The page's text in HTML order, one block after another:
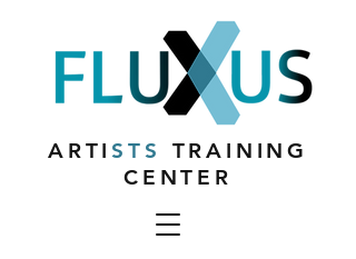
ARTISTS
TRAINING
CENTER